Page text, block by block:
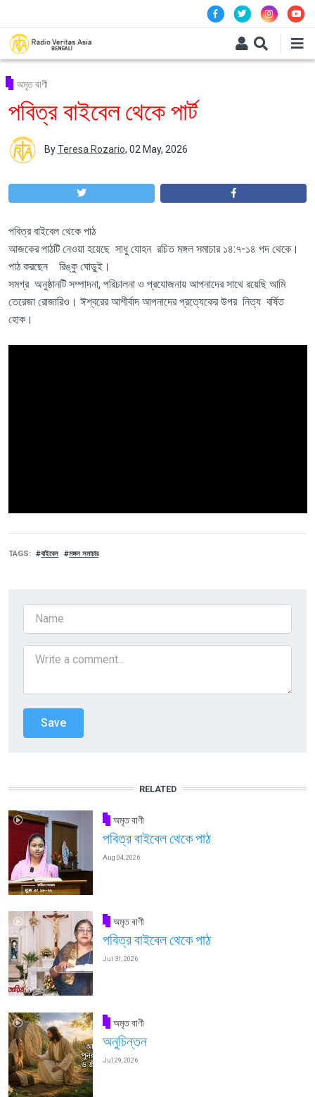
অমৃত বাণী
পবিত্র বাইবেল থেকে পার্ট
ByTeresa Rozario, 02 May, 2026
পবিত্র বাইবেল থেকে পাঠ
আজকের পাঠটি নেওয়া হয়েছে সাধু যোহন রচিত মঙ্গল সমাচার ১৪:৭-১৪ পদ থেকে।
পাঠ করছেন রিঙ্কু ঘোড়ুই।
সমগ্র অনুষ্ঠানটি সম্পাদনা, পরিচালনা ও প্রযোজনায় আপনাদের সাথে রয়েছি আমি
তেরেজা রোজারিও। ঈশ্বরের আশীর্বাদ আপনাদের প্রত্যেকের উপর নিত্য বর্ষিত
হোক।
TAGS বাইবেল মঙ্গল সমাচার
RELATED
অমৃত বাণী
পবিত্র বাইবেল থেকে পাঠ
Aug 04, 2026
অমৃত বাণী
পবিত্র বাইবেল থেকে পাঠ
Jul 31, 2026
অমৃত বাণী
অনুচিন্তন
Jul 29, 2026